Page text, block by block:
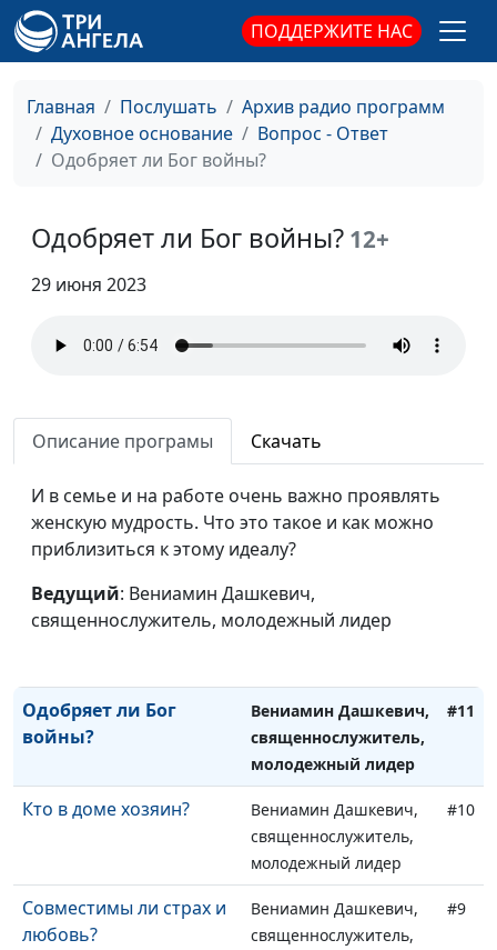
ПОДДЕРЖИТЕ НАС
Главная Послушать
Архив радио программ
Духовное основание
Вопрос - Ответ
Одобряет ли Бог войны?
Одобряет ли Бог войны? 12+
29 июня 2023
Описание програмы Скачать
И в семье и на работе очень важно проявлять
женскую мудрость. Что это такое и как можно
приблизиться к этому идеалу?
Ведущий: Вениамин Дашкевич,
священнослужитель, молодежный лидер
Кого Иисус постыдится?
Вениамин Дашкевич,
священнослужитель,
#18
Дух Святой
Вениамин Дашкевич,
священнослужитель,
молодежный лидер
страданий
священнослужитель,
ли это?
священнослужитель,
Непростительный грех
священнослужитель,
молодежный лидер
Иисус и прокаженный:
очищение и исцеление
Вениамин Дашкевич,
священнослужитель,
молодежный лидер
Крещение покаяния:
смысл обряда
Вениамин Дашкевич,
священнослужитель,
Одобряет ли Бог
войны?
Вениамин Дашкевич,
священнослужитель,
молодежный лидер
#11
Кто в доме хозяин?
Вениамин Дашкевич,
священнослужитель,
молодежный лидер
#10
Совместимы ли страх и
любовь?
Вениамин Дашкевич,
священнослужитель,
#9